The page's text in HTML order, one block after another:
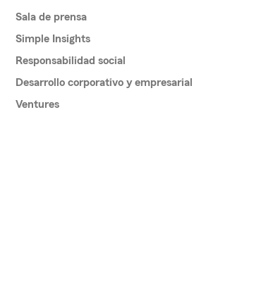
Sala de prensa
Simple Insights
Responsabilidad social
Desarrollo corporativo y empresarial
Ventures